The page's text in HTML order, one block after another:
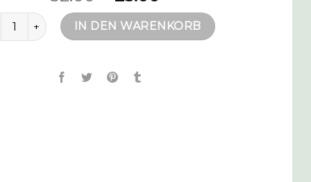
rucksack MengeIN DEN WARENKORB